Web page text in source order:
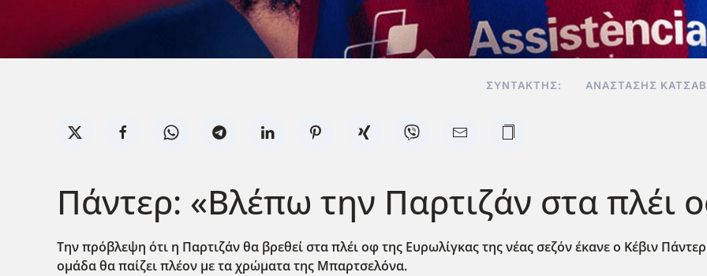
ΣΥΝΤΆΚΤΗΣ: ΑΝΑΣΤΆΣΗΣ
Πάντερ: «Βλέπω την Παρτιζάν στα πλέι
Την πρόβλεψη ότι η Παρτιζάν θα βρεθεί στα πλέι οφ της Ευρωλίγκας της νέας σεζόν έκανε ο Κέβιν
ομάδα θα παίζει πλέον με τα χρώματα της Μπαρτσελόνα.